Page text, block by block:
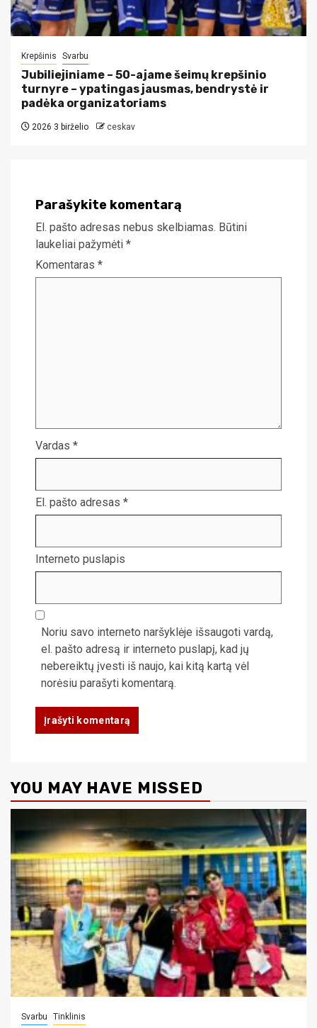
Krepšinis Svarbu
Jubiliejiniame – 50-ajame šeimų krepšinio
turnyre – ypatingas jausmas, bendrystė ir
padėka organizatoriams
2026 3 birželio ceskav
Parašykite komentarą
El. pašto adresas nebus skelbiamas. Būtini
laukeliai pažymėti *
Komentaras *
Vardas *
El. pašto adresas *
Interneto puslapis
Noriu savo interneto naršyklėje išsaugoti vardą,
el. pašto adresą ir interneto puslapį, kad jų
nebereiktų įvesti iš naujo, kai kitą kartą vėl
norėsiu parašyti komentarą.
YOU MAY HAVE MISSED
Svarbu Tinklinis